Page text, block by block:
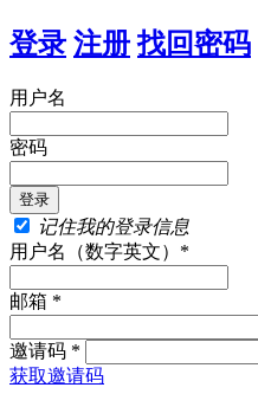
登录 注册 找回密码
用户名
密码
记住我的登录信息
用户名（数字英文）*
邮箱 *
邀请码 *
获取邀请码